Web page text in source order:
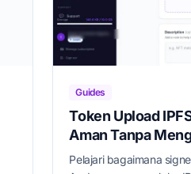
Guides
Token Upload
Aman Tanpa
Pelajari bagaimana